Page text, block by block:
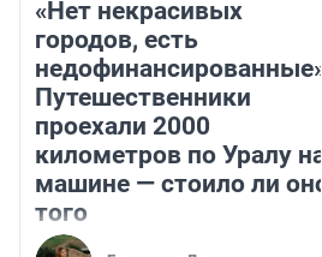
«Нет некрасивых
городов, есть
недофинансированные».
Путешественники
проехали 2000
километров по Уралу на
машине — стоило ли оно
того